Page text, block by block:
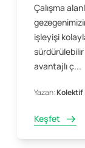
Çalışma
işleyişi
avantajlı ç...
Yazan:Kolektif
Keşfet